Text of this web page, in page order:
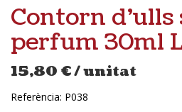
Contorn d’ulls
perfum 30ml
15,80 €/ unitat
Referència: P038